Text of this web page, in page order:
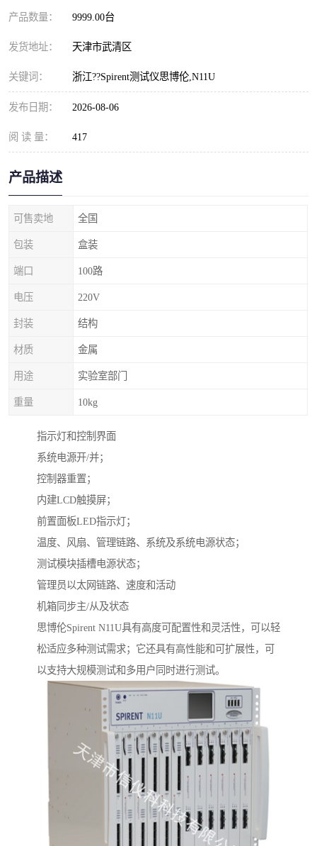
产品数量： 9999.00台
发货地址： 天津市武清区
关键词： 浙江??Spirent测试仪思博伦,N11U
发布日期： 2026-08-06
阅 读 量： 417
产品描述
可售卖地 全国
包装 盒装
端口 100路
电压 220V
封装 结构
材质 金属
用途 实验室部门
重量 10kg
指示灯和控制界面
系统电源开/并；
控制器重置；
内建LCD触摸屏；
前置面板LED指示灯；
温度、风扇、管理链路、系统及系统电源状态；
测试模块插槽电源状态；
管理员以太网链路、速度和活动
机箱同步主/从及状态
思博伦Spirent N11U具有高度可配置性和灵活性，可以轻
松适应多种测试需求；它还具有高性能和可扩展性，可
以支持大规模测试和多用户同时进行测试。